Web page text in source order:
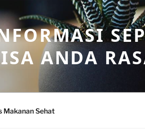
ANDA
Makanan Sehat